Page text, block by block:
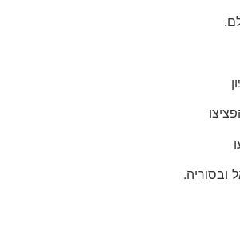
ובסוריה.